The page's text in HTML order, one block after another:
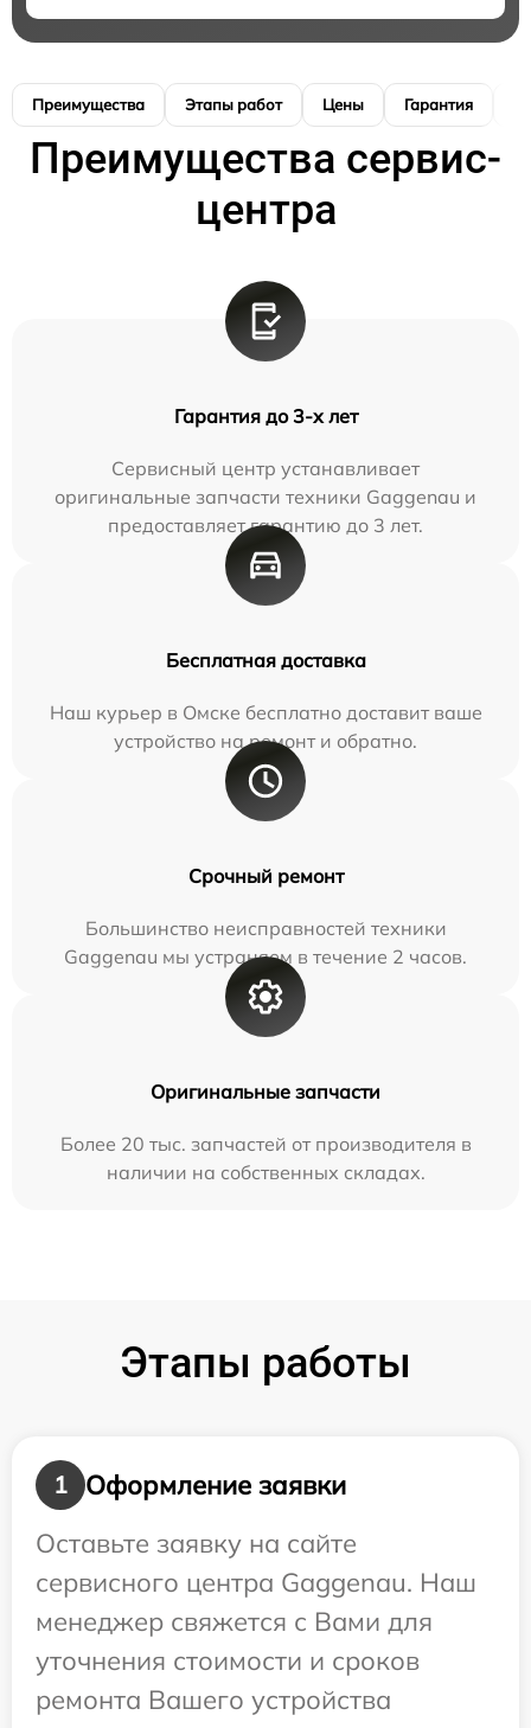
Преимущества Этапы работ Цены Гарантия
Преимущества сервис-
центра
Гарантия до 3-х лет
Сервисный центр устанавливает
оригинальные запчасти техники Gaggenau и
предоставляет гарантию до 3 лет.
Бесплатная доставка
Наш курьер в Омске бесплатно доставит ваше
устройство на ремонт и обратно.
Срочный ремонт
Большинство неисправностей техники
Gaggenau мы устраняем в течение 2 часов.
Оригинальные запчасти
Более 20 тыс. запчастей от производителя в
наличии на собственных складах.
Этапы работы
1
Оформление заявки
Оставьте заявку на сайте
сервисного центра Gaggenau. Наш
менеджер свяжется с Вами для
уточнения стоимости и сроков
ремонта Вашего устройства